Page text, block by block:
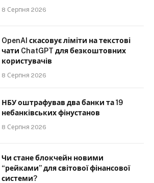
8 Серпня 2026
OpenAI скасовує ліміти на текстові
чати ChatGPT для безкоштовних
користувачів
8 Серпня 2026
НБУ оштрафував два банки та 19
небанківських фінустанов
8 Серпня 2026
Чи стане блокчейн новими
“рейками” для світової фінансової
системи?